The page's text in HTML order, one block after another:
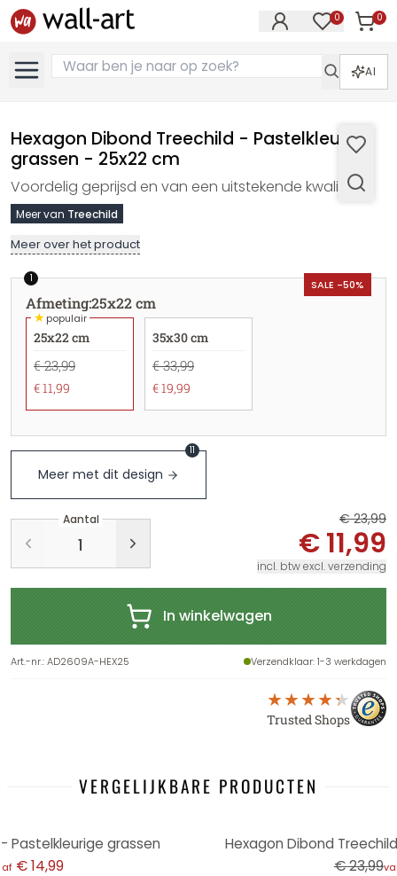
0 0
AI
Hexagon Dibond Treechild - Pastelkleurige
grassen - 25x22 cm
Voordelig geprijsd en van een uitstekende kwaliteit
Meer van Treechild
Meer over het product
SALE -50%
1
Afmeting:25x22 cm
★populair
25x22 cm
€ 23,99
€ 11,99
35x30 cm
€ 33,99
€ 19,99
Meer met dit design
11
Aantal € 23,99
€ 11,99
incl. btw excl. verzending
In winkelwagen
Art.-nr.:AD2609A-HEX25 Verzendklaar: 1-3 werkdagen
Trusted Shops
VERGELIJKBARE PRODUCTEN
Pastelkleurige grassen
€ 14,99
Hexagon Dibond
€ 23,99